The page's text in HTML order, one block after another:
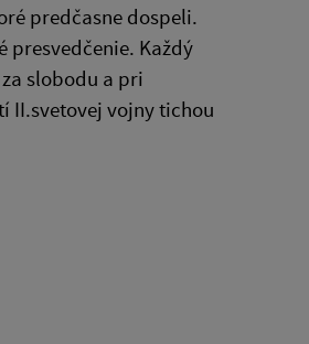
predčasne dospeli.
presvedčenie. Každý
slobodu a pri
II.svetovej vojny tichou